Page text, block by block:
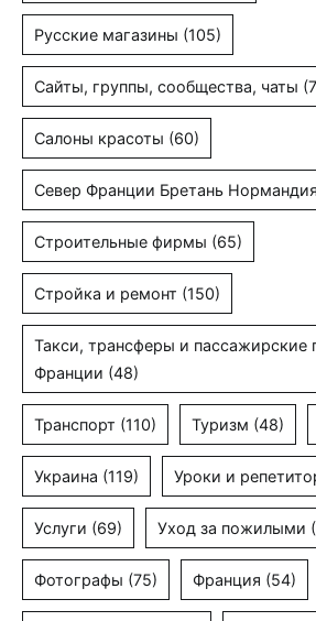
Русские магазины (105)
Сайты, группы, сообщества, чаты
Салоны красоты (60)
Север Франции Бретань Нормандия
Строительные фирмы (65)
Стройка и ремонт (150)
Такси, трансферы и пассажирские
Франции (48)
Транспорт (110) Туризм (48)
Украина (119) Уроки и
Услуги (69) Уход за пожилыми
Фотографы (75) Франция (54)